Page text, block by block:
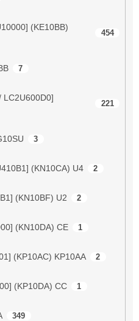
(KE10BB)
454
7
LC2U600D0]
221
3
(KN10CA) U4 2
(KN10BF) U2 2
(KN10DA) CE 1
(KP10AC) KP10AA 2
(KP10DA) CC 1
349